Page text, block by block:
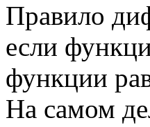
Правило
если
функции
На самом